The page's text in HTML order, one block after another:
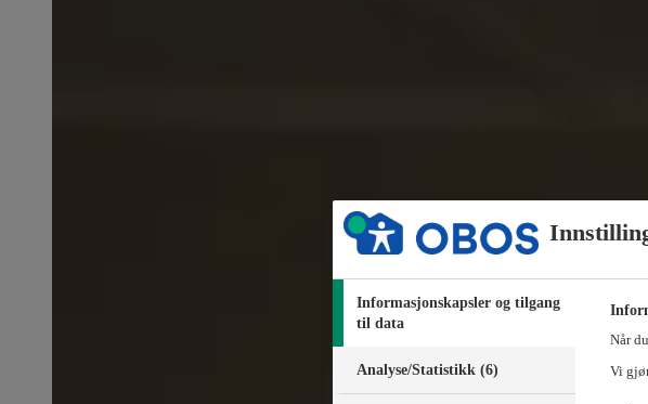
Informasjonskapsler og tilgang
til data
Analyse/Statistikk (6)
Når
Vi